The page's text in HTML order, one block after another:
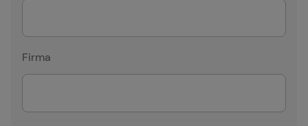
Firma